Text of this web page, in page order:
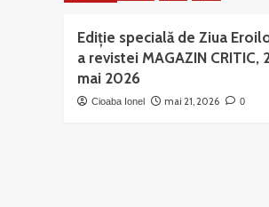
Ediție specială de Ziua
a revistei MAGAZIN CRITIC,
mai 2026
Cioaba Ionel mai 21, 2026 0